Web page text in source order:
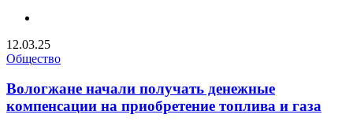
12.03.25
Общество
Вологжане начали получать денежные
компенсации на приобретение топлива и газа